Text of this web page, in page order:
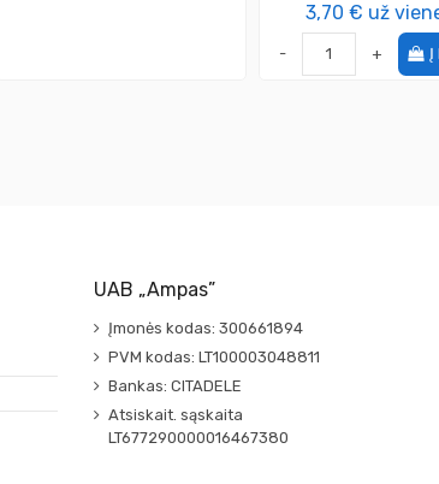
3,70 € už
- + Į
UAB „Ampas”
Įmonės kodas: 300661894
PVM kodas: LT100003048811
Bankas: CITADELE
Atsiskait. sąskaita
LT677290000016467380